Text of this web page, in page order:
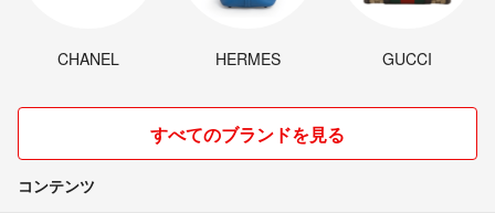
CHANEL HERMES GUCCI
すべてのブランドを見る
コンテンツ